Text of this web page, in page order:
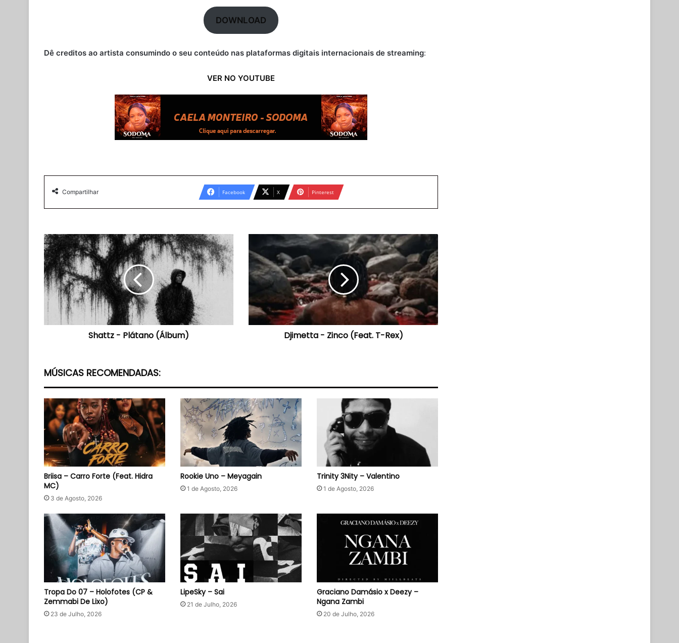
DOWNLOAD
Dê creditos ao artista consumindo o seu conteúdo nas plataformas digitais internacionais de streaming:
VER NO YOUTUBE
Compartilhar Facebook X Pinterest
Shattz
-
Plátano
(Álbum)
Shattz - Plátano (Álbum)
-
Zinco
(Feat.
T-
Djimetta - Zinco (Feat. T-Rex)
MÚSICAS RECOMENDADAS:
Briisa – Carro Forte (Feat. Hidra
MC)
3 de Agosto, 2026
Rookie Uno – Meyagain
1 de Agosto, 2026
Trinity 3Nity – Valentino
1 de Agosto, 2026
Tropa Do 07 – Holofotes (CP &
Zemmabi De Lixo)
23 de Julho, 2026
LipeSky – Sai
21 de Julho, 2026
Graciano Damásio x Deezy –
Ngana Zambi
20 de Julho, 2026